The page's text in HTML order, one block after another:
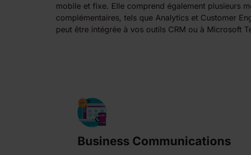
mobile et fixe. Elle comprend également plusieurs
complémentaires, tels que Analytics et Customer
peut être intégrée à vos outils CRM ou à Microsoft
Business Communications